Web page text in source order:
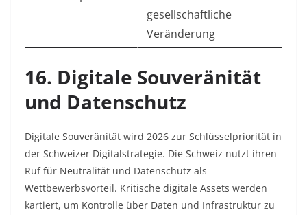
gesellschaftliche
Veränderung ​
16. Digitale Souveränität
und Datenschutz
Digitale Souveränität wird 2026 zur Schlüsselpriorität in
der Schweizer Digitalstrategie. Die Schweiz nutzt ihren
Ruf für Neutralität und Datenschutz als
Wettbewerbsvorteil. Kritische digitale Assets werden
kartiert, um Kontrolle über Daten und Infrastruktur zu